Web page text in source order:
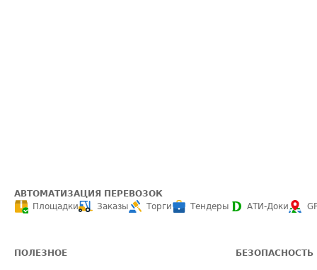
АВТОМАТИЗАЦИЯ ПЕРЕВОЗОК
Площадки
Заказы Торги Тендеры АТИ-Доки
ПОЛЕЗНОЕ БЕЗОПАСНОСТЬ